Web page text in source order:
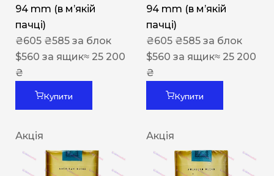
94 mm (в мʼякій
пачці)
₴605 ₴585 за блок
$560 за ящик≈ 25 200
₴
Купити
94 mm (в мʼякій
пачці)
₴605 ₴585 за блок
$560 за ящик≈ 25 200
₴
Купити
Акція Акція